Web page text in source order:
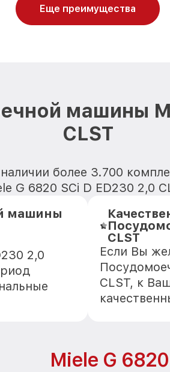
Еще преимущества
машины
CLST
более 3.700
G 6820 SCi D ED230 2,0
машины
2,0
CLST
Если Вы
CLST, к
Miele G